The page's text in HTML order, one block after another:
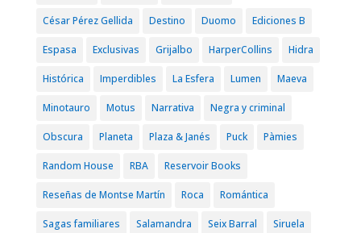
César Pérez Gellida Destino Duomo Ediciones B
Espasa Exclusivas Grijalbo HarperCollins Hidra
Histórica Imperdibles La Esfera Lumen Maeva
Minotauro Motus Narrativa Negra y criminal
Obscura Planeta Plaza & Janés Puck Pàmies
Random House RBA Reservoir Books
Reseñas de Montse Martín Roca Romántica
Sagas familiares Salamandra Seix Barral Siruela